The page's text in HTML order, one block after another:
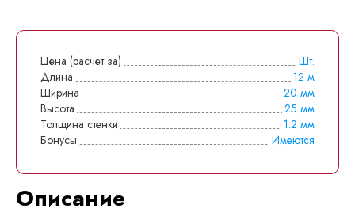
Цена (расчет за)
Шт.
Длина
12 м
Ширина
20 мм
Высота
25 мм
Толщина стенки
1.2 мм
Бонусы
Имеются
Описание